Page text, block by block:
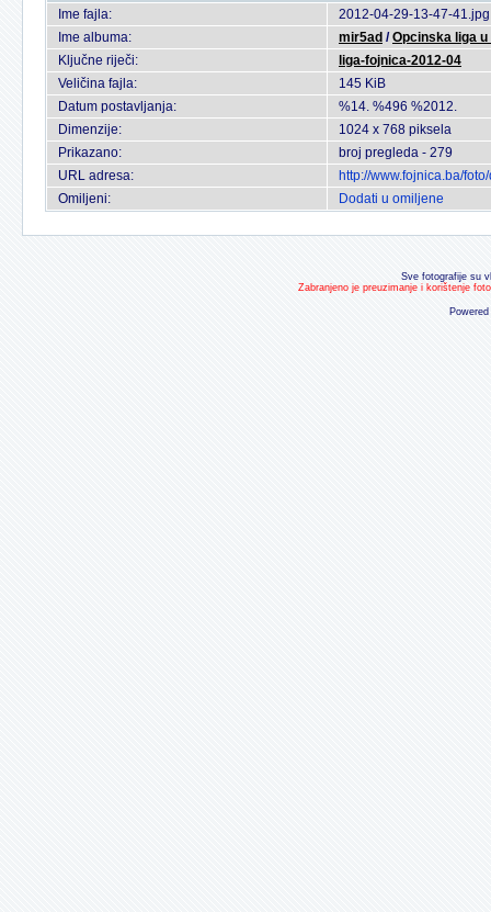
Ime fajla:
2012-04-29-13-47-41.jpg
Ime albuma:
mir5ad /Opcinska liga
Ključne riječi:
liga-fojnica-2012-04
Veličina fajla:
145 KiB
Datum postavljanja:
%14. %496 %2012.
Dimenzije:
1024 x 768 piksela
Prikazano:
broj pregleda - 279
URL adresa:
http://www.fojnica.ba/
Omiljeni:
Dodati u omiljene
Sve fotografije su
Zabranjeno je preuzimanje i korištenje